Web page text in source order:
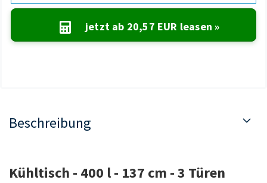
jetzt ab 20,57 EUR leasen »
Beschreibung
Kühltisch - 400 l - 137 cm - 3 Türen